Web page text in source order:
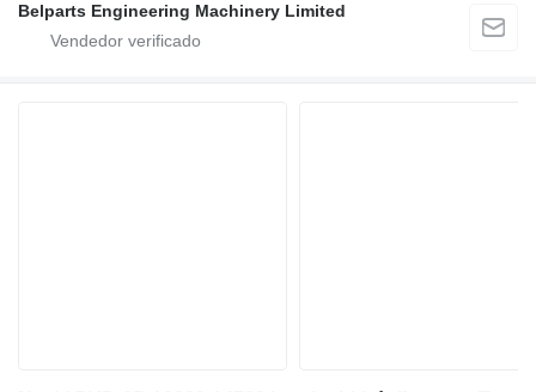
Belparts Engineering Machinery Limited